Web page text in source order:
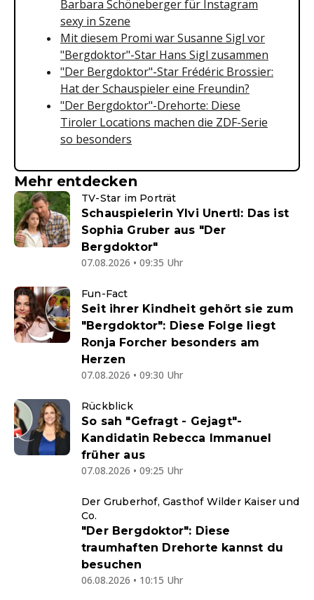
Barbara Schöneberger für Instagram
sexy in Szene
Mit diesem Promi war Susanne Sigl vor
"Bergdoktor"-Star Hans Sigl zusammen
"Der Bergdoktor"-Star Frédéric Brossier:
Hat der Schauspieler eine Freundin?
"Der Bergdoktor"-Drehorte: Diese
Tiroler Locations machen die ZDF-Serie
so besonders
Mehr entdecken
TV-Star im Porträt
Schauspielerin Ylvi Unertl: Das ist
Sophia Gruber aus "Der
Bergdoktor"
07.08.2026 • 09:35 Uhr
Fun-Fact
Seit ihrer Kindheit gehört sie zum
"Bergdoktor": Diese Folge liegt
Ronja Forcher besonders am
Herzen
07.08.2026 • 09:30 Uhr
Rückblick
So sah "Gefragt - Gejagt"-
Kandidatin Rebecca Immanuel
früher aus
07.08.2026 • 09:25 Uhr
Der Gruberhof, Gasthof Wilder Kaiser und
Co.
"Der Bergdoktor": Diese
traumhaften Drehorte kannst du
besuchen
06.08.2026 • 10:15 Uhr